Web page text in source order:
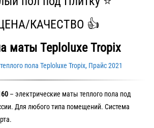
КАЧЕСТВО 👍
маты Teploluxe Tropix
– электрические маты теплого пола под
Для любого типа помещений. Система